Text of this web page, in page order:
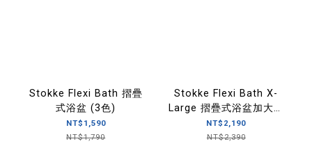
Stokke Flexi Bath 摺疊
式浴盆 (3色)
NT$1,590
NT$1,790
Stokke Flexi Bath X-
Large 摺疊式浴盆加大版
(3色)
NT$2,190
NT$2,390